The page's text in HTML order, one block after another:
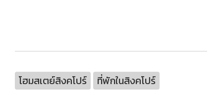
โฮมสเตย์สิงคโปร์
ที่พักในสิงคโปร์